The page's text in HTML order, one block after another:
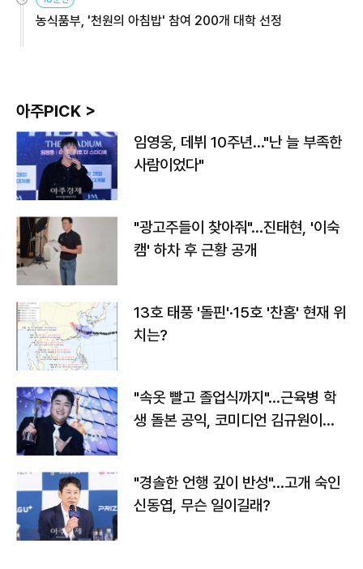
농식품부, '천원의 아침밥' 참여 200개 대학 선정
아주PICK >
임영웅, 데뷔 10주년…"난 늘 부족한
사람이었다"
"광고주들이 찾아줘"…진태현, '이숙
캠' 하차 후 근황 공개
13호 태풍 '돌핀'·15호 '찬홈' 현재 위
치는?
"속옷 빨고 졸업식까지"…근육병 학
생 돌본 공익, 코미디언 김규원이었
"경솔한 언행 깊이 반성"…고개 숙인
신동엽, 무슨 일이길래?